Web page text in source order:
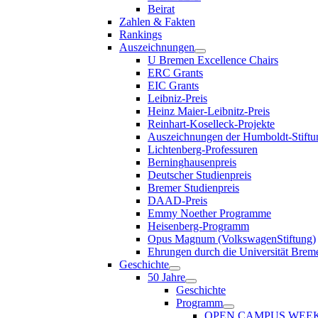
Beirat
Zahlen & Fakten
Rankings
Auszeichnungen
U Bremen Excellence Chairs
ERC Grants
EIC Grants
Leibniz-Preis
Heinz Maier-Leibnitz-Preis
Reinhart-Koselleck-Projekte
Auszeichnungen der Humboldt-
Lichtenberg-Professuren
Berninghausenpreis
Deutscher Studienpreis
Bremer Studienpreis
DAAD-Preis
Emmy Noether Programme
Heisenberg-Programm
Opus Magnum (VolkswagenStiftung)
Ehrungen durch die Universität
Geschichte
50 Jahre
Geschichte
Programm
OPEN CAMPUS